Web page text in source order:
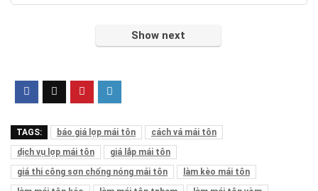
Show next
TAGS: báo giá lợp mái tôn
cách vá mái tôn
dịch vụ lợp mái tôn
giá lắp mái tôn
giá thi công sơn chống nóng mái tôn
làm kèo mái tôn